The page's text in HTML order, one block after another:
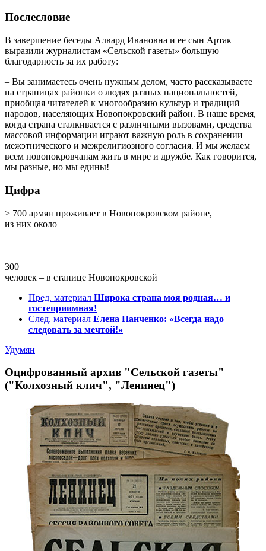
Послесловие
В завершение беседы Алвард Ивановна и ее сын Артак
выразили журналистам «Сельской газеты» большую
благодарность за их работу:
– Вы занимаетесь очень нужным делом, часто рассказываете
на страницах районки о людях разных национальностей,
приобщая читателей к многообразию культур и традиций
народов, населяющих Новопокровский район. В наше время,
когда страна сталкивается с различными вызовами, средства
массовой информации играют важную роль в сохранении
межэтнического и межрелигиозного согласия. И мы желаем
всем новопокровчанам жить в мире и дружбе. Как говорится,
мы разные, но мы едины!
Цифра
> 700 армян проживает в Новопокровском районе,
из них около
300
человек – в станице Новопокровской
Пред. материал Широка страна моя родная… и
гостеприимная!
След. материал Елена Панченко: «Всегда надо
следовать за мечтой!»
Удумян
Оцифрованный архив "Сельской газеты"
("Колхозный клич", "Ленинец")